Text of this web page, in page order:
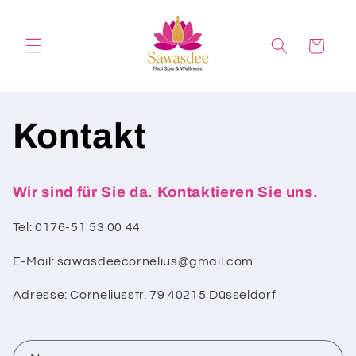
Warenkorb
Kontakt
Wir sind für Sie da. Kontaktieren Sie uns.
Tel: 0176-51 53 00 44
E-Mail: sawasdeecornelius@gmail.com
Adresse:Corneliusstr. 79 40215 Düsseldorf
K